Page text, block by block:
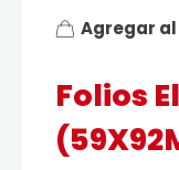
Folios
Agregar